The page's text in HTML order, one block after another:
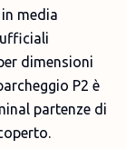
media
dimensioni
P2 è
partenze di